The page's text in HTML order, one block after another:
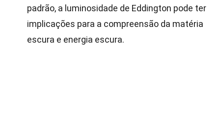
padrão, a luminosidade de Eddington pode ter
implicações para a compreensão da matéria
escura e energia escura.